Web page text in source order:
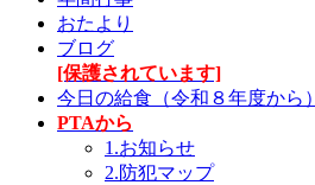
おたより
ブログ
[保護されています]
今日の給食（令和８年度から）
PTAから
1.お知らせ
2.防犯マップ